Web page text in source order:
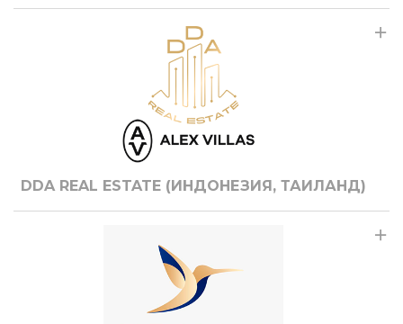
DDA REAL ESTATE (ИНДОНЕЗИЯ, ТАИЛАНД)